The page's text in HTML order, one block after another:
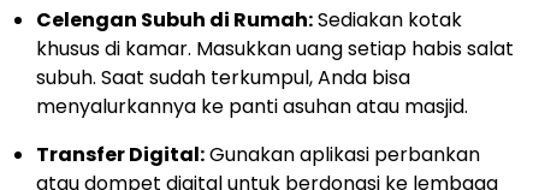
Celengan Subuh di Rumah:Sediakan kotak
khusus di kamar. Masukkan uang setiap habis salat
subuh. Saat sudah terkumpul, Anda bisa
menyalurkannya ke panti asuhan atau masjid.
Transfer Digital:Gunakan aplikasi perbankan
atau dompet digital untuk berdonasi ke lembaga